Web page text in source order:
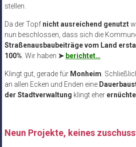
stellen.
Da der Topf nicht ausreichend genutzt
nun beschlossen, dass sich die
Straßenausbaubeiträge vom Land
100% . Wir haben ➤ berichtet…
Klingt gut, gerade für Monheim .
an allen Ecken und Enden eine
der Stadtverwaltung klingt eher
Neun Projekte, keines